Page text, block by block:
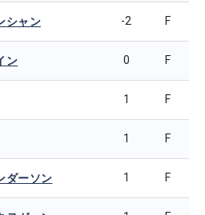
シャン -2 F
ン 0 F
1 F
1 F
ダーソン 1 F